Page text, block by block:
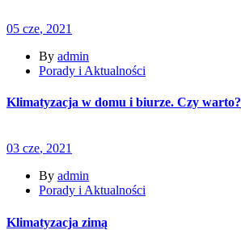
05 cze, 2021
By admin
Porady i Aktualności
Klimatyzacja w domu i biurze. Czy warto?
03 cze, 2021
By admin
Porady i Aktualności
Klimatyzacja zimą